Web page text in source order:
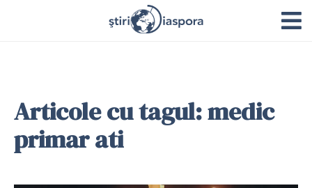
Articole cu tagul: medic
primar ati